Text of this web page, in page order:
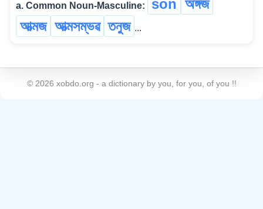
a. Common Noun-Masculine: son অঙ্গজ
আত্মজ আত্মসম্ভৱ তনুজ ...
© 2026 xobdo.org - a dictionary by you, for you, of you !!